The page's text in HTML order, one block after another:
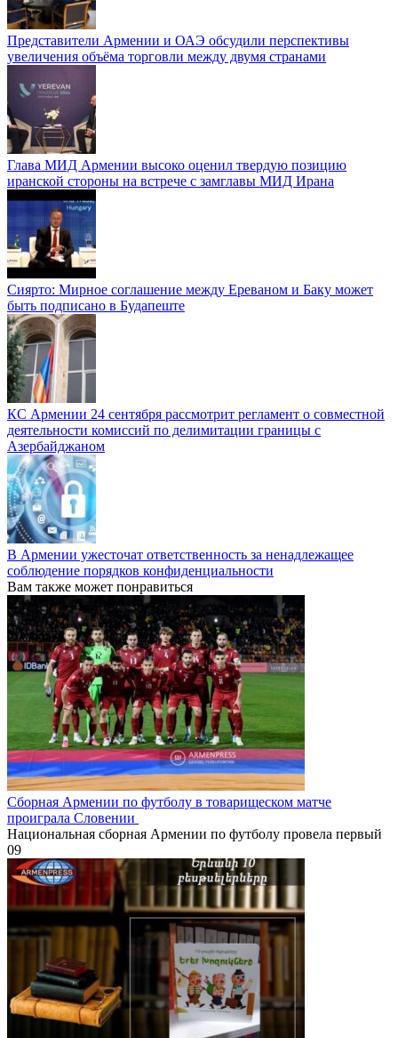
Представители Армении и ОАЭ обсудили перспективы
увеличения объёма торговли между двумя странами
Глава МИД Армении высоко оценил твердую позицию
иранской стороны на встрече с замглавы МИД Ирана
Сиярто: Мирное соглашение между Ереваном и Баку может
быть подписано в Будапеште
КС Армении 24 сентября рассмотрит регламент о совместной
деятельности комиссий по делимитации границы с
Азербайджаном
В Армении ужесточат ответственность за ненадлежащее
соблюдение порядков конфиденциальности
Вам также может понравиться
Сборная Армении по футболу в товарищеском матче
проиграла Словении
Национальная сборная Армении по футболу провела первый
09